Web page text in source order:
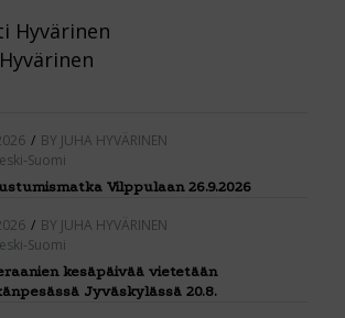
Hyvärinen
/ BY JUHA HYVÄRINEN
Suomi
Vilppulaan 26.9.2026
/ BY JUHA HYVÄRINEN
Suomi
kesäpäivää vietetään
Jyväskylässä 20.8.